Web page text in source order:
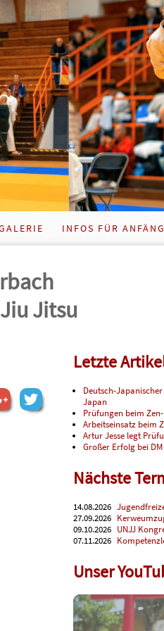
INFOS FÜR
Jitsu
Letzte
Deutsch-
Japan
Prüfungen beim
Arbeitseinsatz beim
Artur Jesse legt
Großer Erfolg bei
Nächste
14.08.2026
27.09.2026
09.10.2026 UNJJ
07.11.2026
Unser